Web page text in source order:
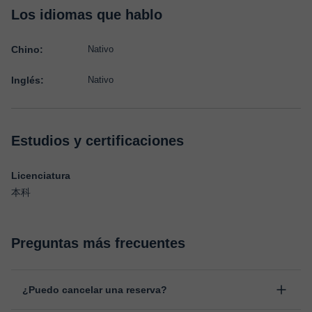
Los idiomas que hablo
Chino: Nativo
Inglés: Nativo
Estudios y certificaciones
Licenciatura
本科
Preguntas más frecuentes
¿Puedo cancelar una reserva?